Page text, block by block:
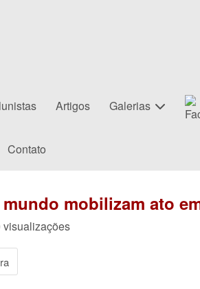
Artigos Galerias
Contato
mobilizam ato